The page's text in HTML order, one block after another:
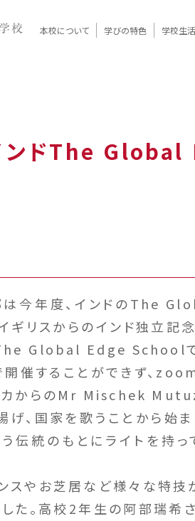
本校について 学びの特色 学校生活
ンドThe
今年度、インドのThe
ギリスからのインド独立記
The Global Edge School
催することができず、
カからのMr Mischek
げ、国家を歌うことから始
伝統のもとにライトを持っ
スやお芝居など様々な特技
た。高校2年生の阿部瑞希